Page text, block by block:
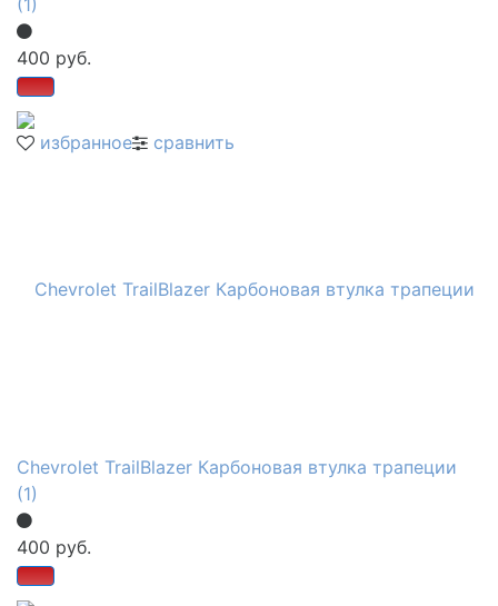
избранное сравнить
(1)
400 руб.
Chevrolet TrailBlazer Карбоновая втулка трапеции
(1)
400 руб.